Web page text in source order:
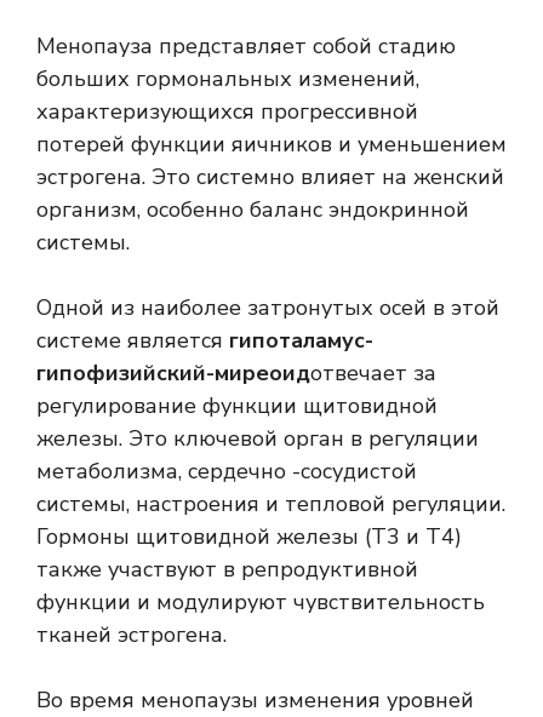
Менопауза представляет собой стадию
больших гормональных изменений,
характеризующихся прогрессивной
потерей функции яичников и уменьшением
эстрогена. Это системно влияет на женский
организм, особенно баланс эндокринной
системы.
Одной из наиболее затронутых осей в этой
системе является гипоталамус-
гипофизийский-миреоидотвечает за
регулирование функции щитовидной
железы. Это ключевой орган в регуляции
метаболизма, сердечно -сосудистой
системы, настроения и тепловой регуляции.
Гормоны щитовидной железы (T3 и T4)
также участвуют в репродуктивной
функции и модулируют чувствительность
тканей эстрогена.
Во время менопаузы изменения уровней